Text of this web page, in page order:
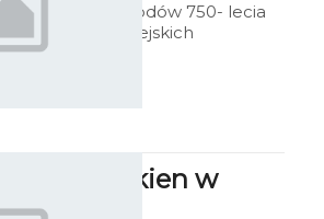
W ramach odchodów 750- lecia
nadania praw miejskich
Koszalinowi, rodzima artystka
Miasto z okien w
ratuszu